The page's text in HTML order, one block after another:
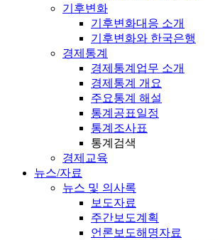
기후변화
기후변화대응 소개
기후변화와 한국은행
경제통계
경제통계업무 소개
경제통계 개요
주요통계 해설
통계공표일정
통계조사표
통계검색
경제교육
뉴스/자료
뉴스 및 의사록
보도자료
주간보도계획
언론보도해명자료